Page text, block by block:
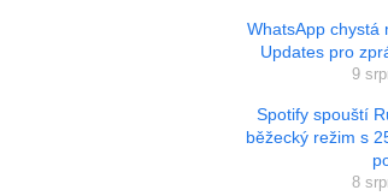
WhatsApp chystá
Updates pro
9
Spotify spouští
běžecký režim s
8